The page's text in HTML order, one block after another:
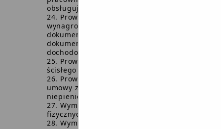
obsługujących.
Prowadzenie ewidencji dotyczącej
wynagrodzeń: karty wynagrodzeń,
dokumentacji dotyczącej składek ZUS,
dokumentacji dotyczącej podatku
dochodowego od osób fizycznych.
Prowadzenie ewidencji druków
ścisłego zarachowania.
Prowadzenie ewidencji zabezpieczeń
umowy złożonych w formie
Wymiar podatków i opłat od osób
fizycznych i prawnych.
Wymiar podatku od środków